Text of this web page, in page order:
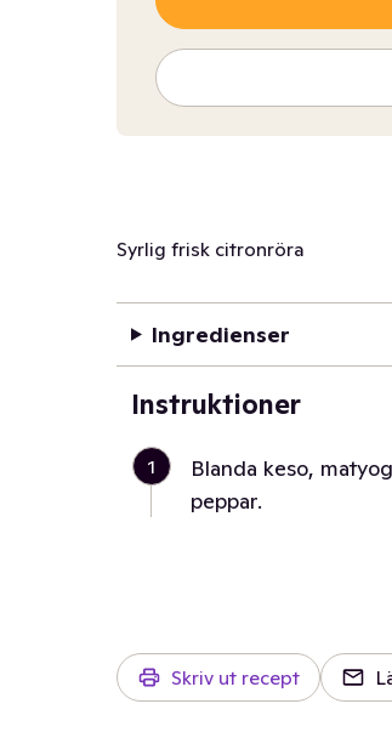
Syrlig frisk citronröra
Ingredienser
Instruktioner
1
Blanda keso,
peppar.
Skriv ut recept